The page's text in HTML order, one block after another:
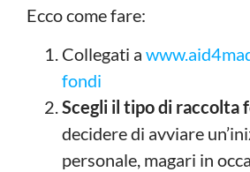
Ecco come fare:
Collegati a
fondi
Scegli il tipo di raccolta
decidere di avviare
personale, magari in